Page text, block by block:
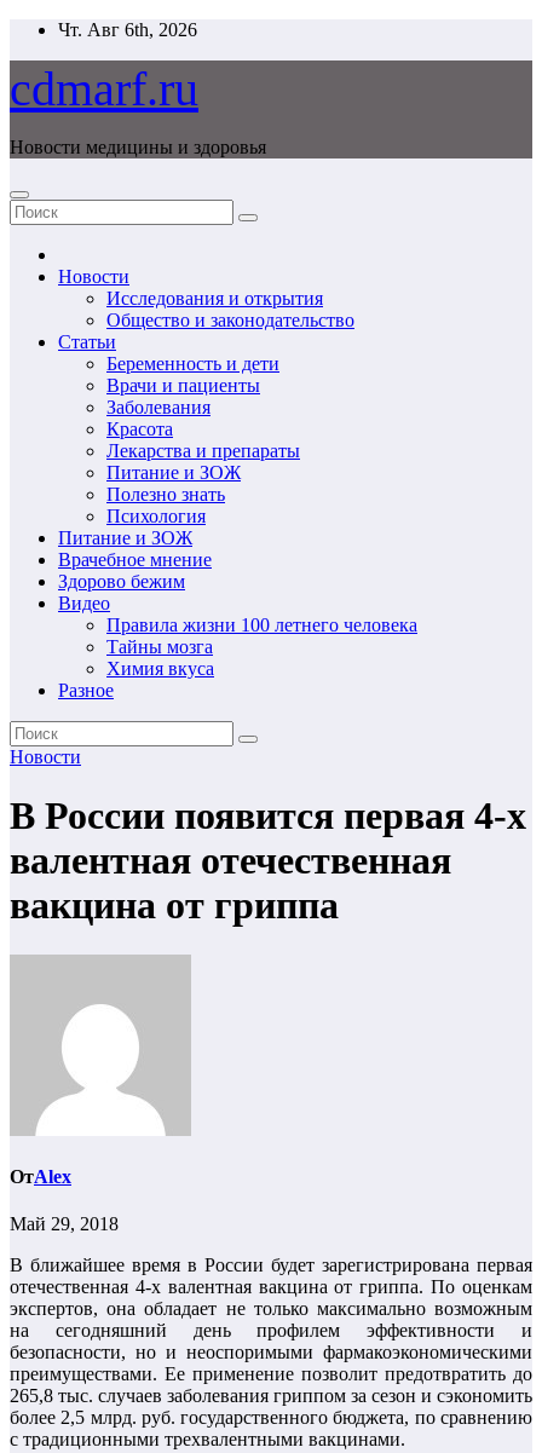
Перейти
содержимому
Чт. Авг 6th, 2026
cdmarf.ru
Новости медицины и здоровья
Новости
Исследования и открытия
Общество и законодательство
Статьи
Беременность и дети
Врачи и пациенты
Заболевания
Красота
Лекарства и препараты
Питание и ЗОЖ
Полезно знать
Психология
Питание и ЗОЖ
Врачебное мнение
Здорово бежим
Видео
Правила жизни 100 летнего человека
Тайны мозга
Химия вкуса
Разное
Новости
В России появится первая 4-х
валентная отечественная
вакцина от гриппа
ОтAlex
Май 29, 2018
В ближайшее время в России будет зарегистрирована первая
отечественная 4-х валентная вакцина от гриппа. По оценкам
экспертов, она обладает не только максимально возможным
на сегодняшний день профилем эффективности и
безопасности, но и неоспоримыми фармакоэкономическими
преимуществами. Ее применение позволит предотвратить до
265,8 тыс. случаев заболевания гриппом за сезон и сэкономить
более 2,5 млрд. руб. государственного бюджета, по сравнению
с традиционными трехвалентными вакцинами.